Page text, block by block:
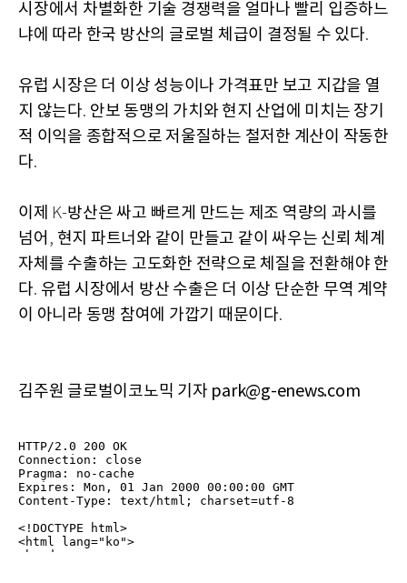
시장에서 차별화한 기술 경쟁력을 얼마나 빨리 입증하느
냐에 따라 한국 방산의 글로벌 체급이 결정될 수 있다.
유럽 시장은 더 이상 성능이나 가격표만 보고 지갑을 열
지 않는다. 안보 동맹의 가치와 현지 산업에 미치는 장기
적 이익을 종합적으로 저울질하는 철저한 계산이 작동한
다.
이제 K-방산은 싸고 빠르게 만드는 제조 역량의 과시를
넘어 , 현지 파트너와 같이 만들고 같이 싸우는 신뢰 체계
자체를 수출하는 고도화한 전략으로 체질을 전환해야 한
다. 유럽 시장에서 방산 수출은 더 이상 단순한 무역 계약
이 아니라 동맹 참여에 가깝기 때문이다.
김주원 글로벌이코노믹 기자 park@g-enews.com